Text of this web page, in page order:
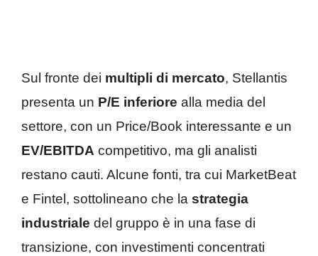
Sul fronte dei multipli di mercato, Stellantis
presenta un P/E inferiore alla media del
settore, con un Price/Book interessante e un
EV/EBITDA competitivo, ma gli analisti
restano cauti. Alcune fonti, tra cui MarketBeat
e Fintel, sottolineano che la strategia
industriale del gruppo è in una fase di
transizione, con investimenti concentrati